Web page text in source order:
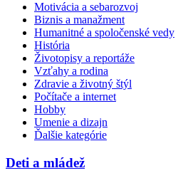
Motivácia a sebarozvoj
Biznis a manažment
Humanitné a spoločenské vedy
História
Životopisy a reportáže
Vzťahy a rodina
Zdravie a životný štýl
Počítače a internet
Hobby
Umenie a dizajn
Ďalšie kategórie
Deti a mládež